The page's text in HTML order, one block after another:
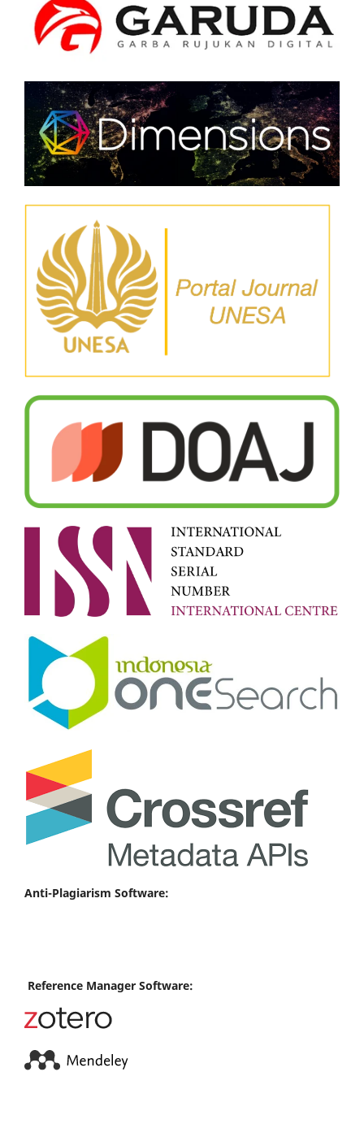
Anti-Plagiarism Software:
Reference Manager Software: